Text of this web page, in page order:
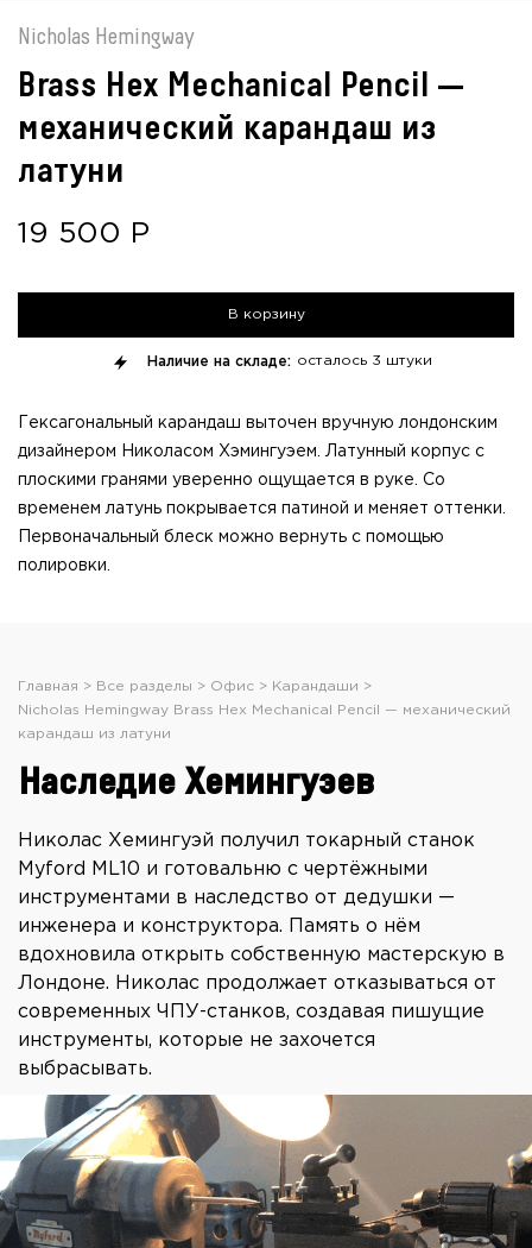
Nicholas Hemingway
Brass Hex Mechanical Pencil —
механический карандаш из
латуни
19 500 Р
В корзину
Наличие на складе: осталось 3 штуки
Гексагональный карандаш выточен вручную лондонским
дизайнером Николасом Хэмингуэем. Латунный корпус с
плоскими гранями уверенно ощущается в руке. Со
временем латунь покрывается патиной и меняет оттенки.
Первоначальный блеск можно вернуть с помощью
полировки.
Главная Все разделы Офис
Карандаши
Nicholas Hemingway Brass Hex Mechanical Pencil — механический
карандаш из латуни
Наследие Хемингуэев
Николас Хемингуэй получил токарный станок
Myford ML10 и готовальню с чертёжными
инструментами в наследство от дедушки —
инженера и конструктора. Память о нём
вдохновила открыть собственную мастерскую в
Лондоне. Николас продолжает отказываться от
современных ЧПУ-станков, создавая пишущие
инструменты, которые не захочется
выбрасывать.